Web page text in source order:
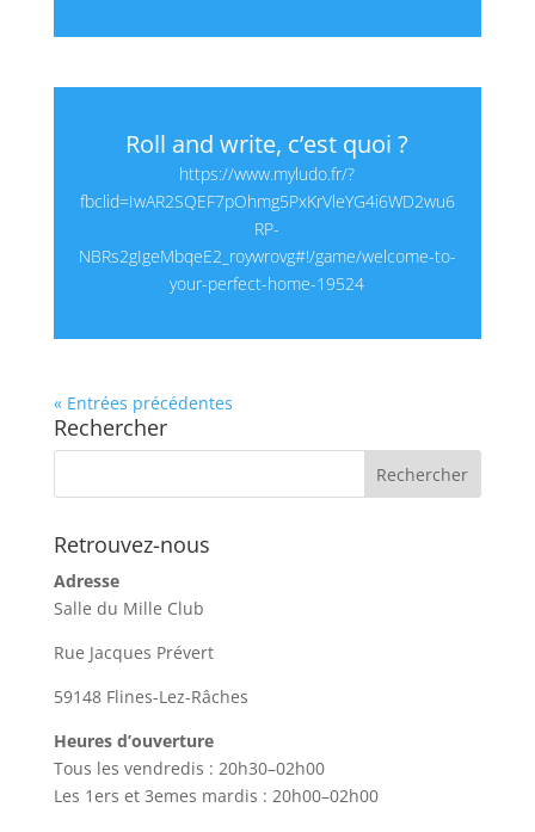
Roll and write, c’est quoi ?
https://www.myludo.fr/?
fbclid=IwAR2SQEF7pOhmg5PxKrVleYG4i6WD2wu6
RP-
NBRs2gIgeMbqeE2_roywrovg#!/game/welcome-to-
your-perfect-home-19524
« Entrées précédentes
Rechercher
Retrouvez-nous
Adresse
Salle du Mille Club
Rue Jacques Prévert
59148 Flines-Lez-Râches
Heures d’ouverture
Tous les vendredis : 20h30–02h00
Les 1ers et 3emes mardis : 20h00–02h00